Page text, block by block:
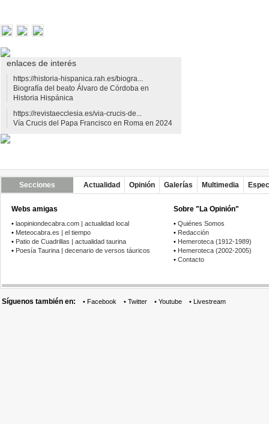
enlaces de interés
https://historia-hispanica.rah.es/biogra...
Biografía del beato Álvaro de Córdoba en
Historia Hispánica
https://revistaecclesia.es/via-crucis-de...
Vía Crucis del Papa Francisco en Roma en 2024
Secciones Actualidad Opinión Galerías Multimedia
Webs amigas
• laopiniondecabra.com | actualidad local
• Meteocabra.es | el tiempo
• Patio de Cuadrillas | actualidad taurina
• Poesía Taurina | decenario de versos táuricos
Sobre "La Opinión"
• Quiénes Somos
• Redacción
• Hemeroteca (1912-1989)
• Hemeroteca (2002-2005)
• Contacto
Síguenos también en: • Facebook • Twitter • Youtube • Livestream